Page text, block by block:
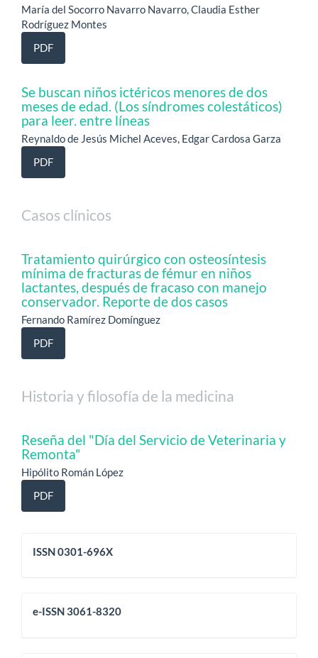
María del Socorro Navarro Navarro, Claudia Esther
Rodríguez Montes
PDF
Se buscan niños ictéricos menores de dos
meses de edad. (Los síndromes colestáticos)
para leer. entre líneas
Reynaldo de Jesús Michel Aceves, Edgar Cardosa Garza
PDF
Casos clínicos
Tratamiento quirúrgico con osteosíntesis
mínima de fracturas de fémur en niños
lactantes, después de fracaso con manejo
conservador. Reporte de dos casos
Fernando Ramírez Domínguez
PDF
Historia y filosofía de la medicina
Reseña del "Día del Servicio de Veterinaria y
Remonta"
Hipólito Román López
PDF
issn
ISSN 0301-696X
eissn
e-ISSN 3061-8320